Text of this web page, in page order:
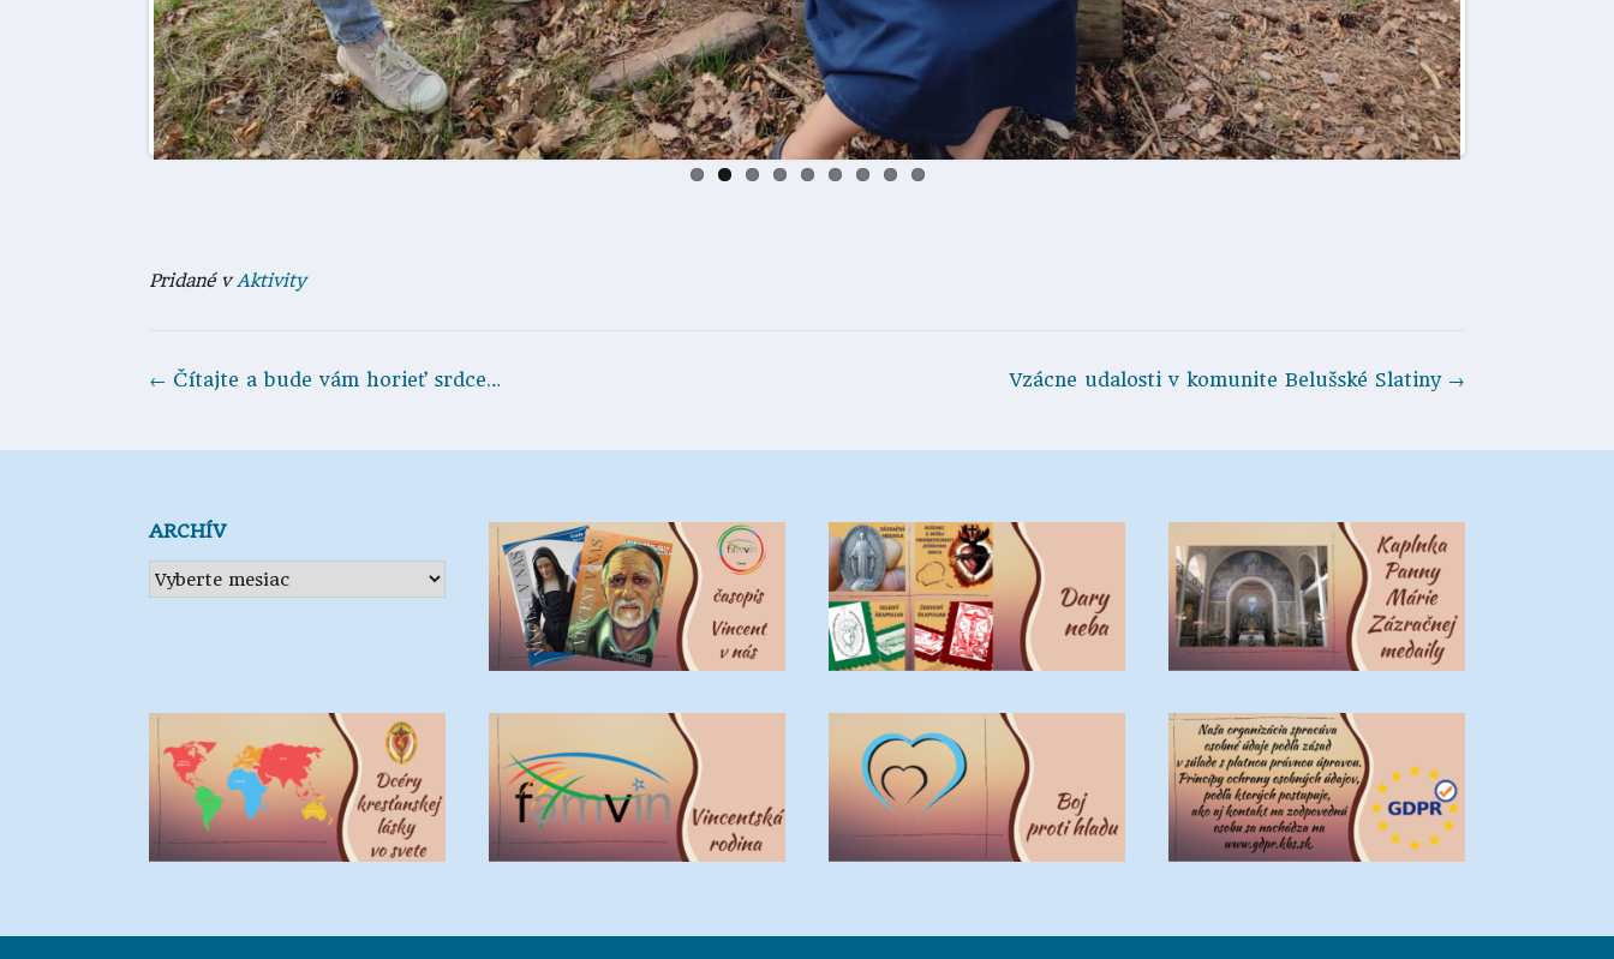
Pridané vAktivity
Navigácia
Vzácne udalosti v komunite Belušské Slatiny →
← Čítajte a bude vám horieť srdce…
ARCHÍV
Archív